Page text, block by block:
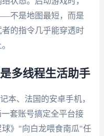
不是地图最短，而是
的指令几乎能穿透时
多线程生活助手
本、法国的安卓手机，
套账号搞定全平台接
》"向白龙喂食南瓜"任